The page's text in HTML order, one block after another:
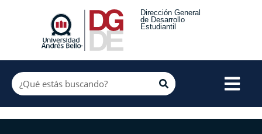
Dirección General
de Desarrollo
Estudiantil